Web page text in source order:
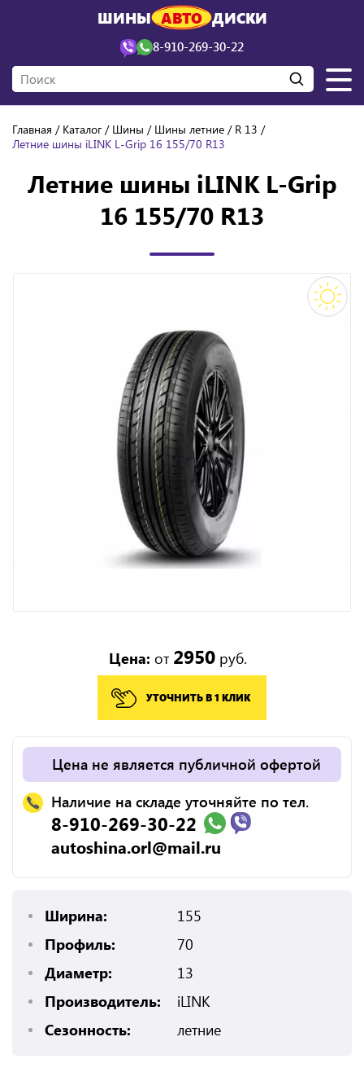
ШИНЫ АВТО ДИСКИ
8-910-269-30-22
Главная Каталог Шины Шины летние
R 13
Летние шины iLINK L-Grip 16 155/70 R13
Летние шины iLINK L-Grip
16 155/70 R13
Цена: от 2950 руб.
УТОЧНИТЬ В 1 КЛИК
Цена не является публичной офертой
Наличие на складе уточняйте по тел.
8-910-269-30-22
autoshina.orl@mail.ru
Ширина:
155
Профиль:
70
Диаметр:
13
Производитель:
iLINK
Сезонность:
летние